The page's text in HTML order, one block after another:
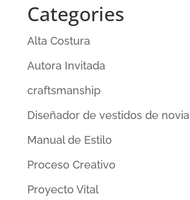
Categories
Alta Costura
Autora Invitada
craftsmanship
Diseñador de vestidos de novia
Manual de Estilo
Proceso Creativo
Proyecto Vital